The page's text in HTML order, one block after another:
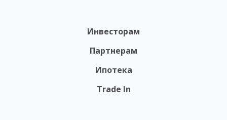
Инвесторам
Партнерам
Ипотека
Trade In